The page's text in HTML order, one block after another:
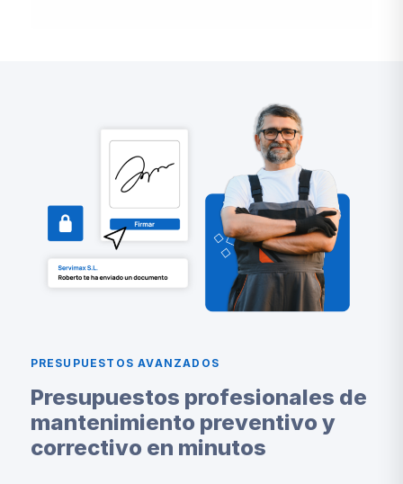
PRESUPUESTOS AVANZADOS
Presupuestos profesionales de
mantenimiento preventivo y
correctivo en minutos